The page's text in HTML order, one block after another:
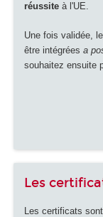
réussite à l'UE.
Une fois validée,
être intégrées a
souhaitez ensuite
Les
Les certificats